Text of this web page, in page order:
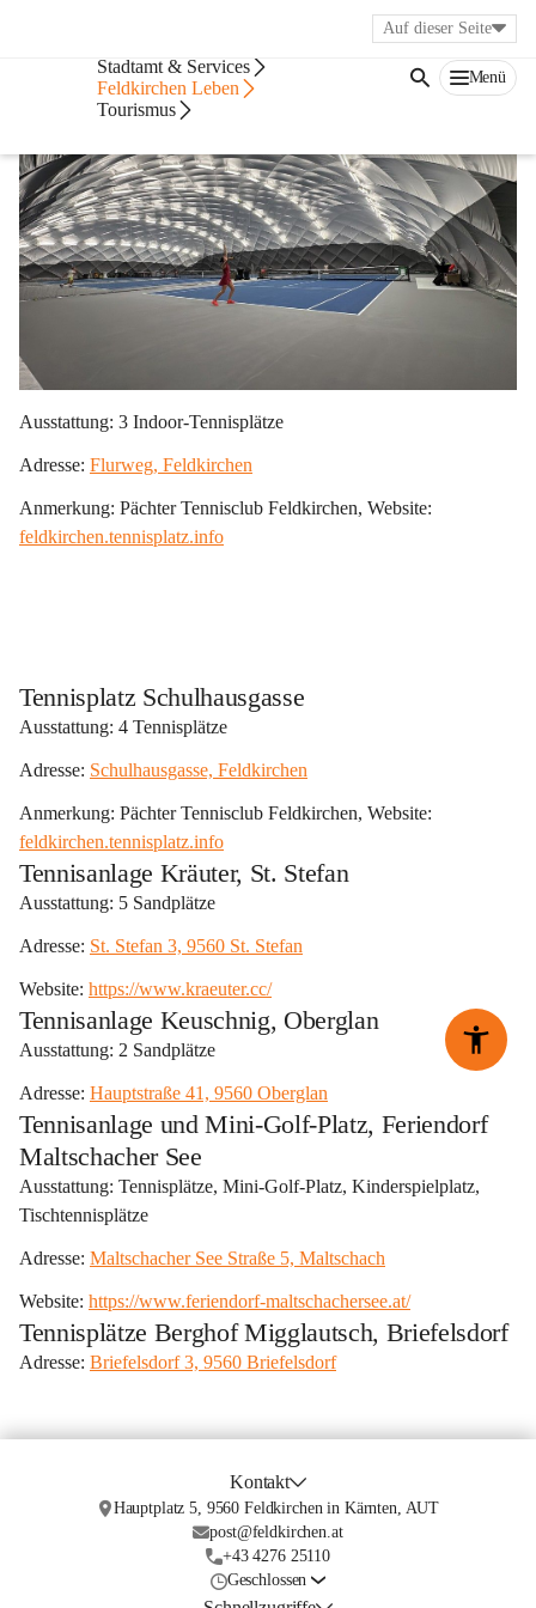
Stadtamt & Services
Feldkirchen Leben
Tourismus
Menü
Auf dieser Seite
Tennisplatz Flurweg (Traglufthalle)
Ausstattung: 3 Indoor-Tennisplätze
Adresse: Flurweg, Feldkirchen
Anmerkung: Pächter Tennisclub Feldkirchen, Website:
feldkirchen.tennisplatz.info
Tennisplatz Schulhausgasse
Ausstattung: 4 Tennisplätze
Adresse: Schulhausgasse, Feldkirchen
Anmerkung: Pächter Tennisclub Feldkirchen, Website:
feldkirchen.tennisplatz.info
Tennisanlage Kräuter, St. Stefan
Ausstattung: 5 Sandplätze
Adresse: St. Stefan 3, 9560 St. Stefan
Website: https://www.kraeuter.cc/
Tennisanlage Keuschnig, Oberglan
Ausstattung: 2 Sandplätze
Adresse: Hauptstraße 41, 9560 Oberglan
Tennisanlage und Mini-Golf-Platz, Feriendorf
Maltschacher See
Ausstattung: Tennisplätze, Mini-Golf-Platz, Kinderspielplatz,
Tischtennisplätze
Adresse: Maltschacher See Straße 5, Maltschach
Website: https://www.feriendorf-maltschachersee.at/
Tennisplätze Berghof Migglautsch, Briefelsdorf
Adresse: Briefelsdorf 3, 9560 Briefelsdorf
Kontakt
Hauptplatz 5, 9560 Feldkirchen in Kärnten, AUT
post@feldkirchen.at
+43 4276 25110
Geschlossen